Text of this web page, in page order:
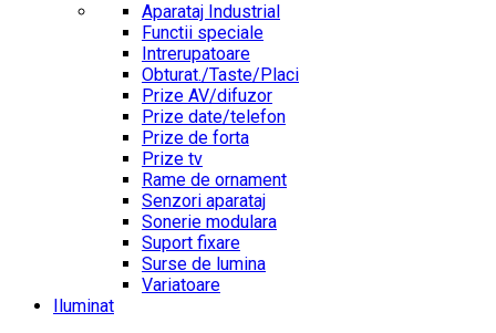
Aparataj Industrial
Functii speciale
Intrerupatoare
Obturat./Taste/Placi
Prize AV/difuzor
Prize date/telefon
Prize de forta
Prize tv
Rame de ornament
Senzori aparataj
Sonerie modulara
Suport fixare
Surse de lumina
Variatoare
Iluminat